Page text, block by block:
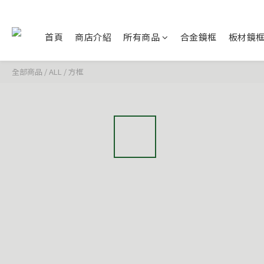
首頁 商店介紹 所有商品 合金鏡框 板材鏡
全部商品 /ALL / 方框